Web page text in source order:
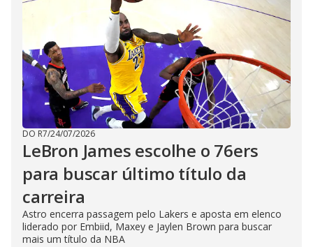
DO R7/24/07/2026
LeBron James escolhe o 76ers
para buscar último título da
carreira
Astro encerra passagem pelo Lakers e aposta em elenco
liderado por Embiid, Maxey e Jaylen Brown para buscar
mais um título da NBA